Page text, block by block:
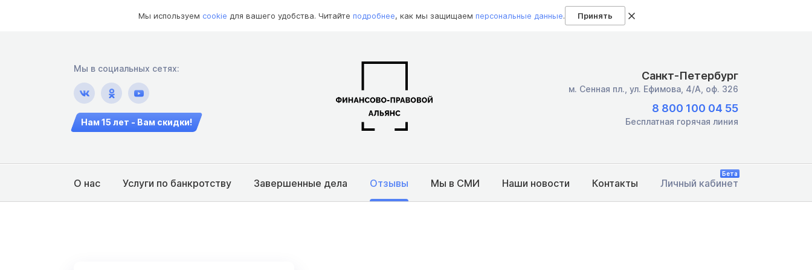
Мы используем cookie для вашего удобства. Читайте подробнее, как мы защищаем персональные данные. Принять
Мы в социальных сетях:
Нам 15 лет - Вам скидки!
Санкт-Петербург
м. Сенная пл., ул. Ефимова, 4/А, оф. 326
8 800 100 04 55
Бесплатная горячая линия
О нас Услуги по банкротству Завершенные дела Отзывы Мы в СМИ Наши новости Контакты Личный кабинет
Бета